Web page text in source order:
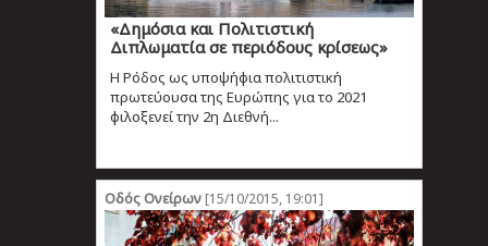
«Δημόσια και Πολιτιστική
Διπλωματία σε περιόδους κρίσεως»
Η Ρόδος ως υποψήφια πολιτιστική
πρωτεύουσα της Ευρώπης για το 2021
φιλοξενεί την 2η Διεθνή...
Οδός Ονείρων[15/10/2015, 19:01]